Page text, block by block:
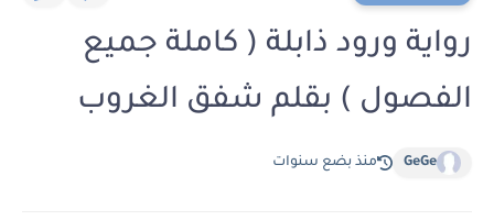
رواية ورود ذابلة ( كاملة جميع
الفصول ) بقلم شفق الغروب
GeGe منذ بضع سنوات